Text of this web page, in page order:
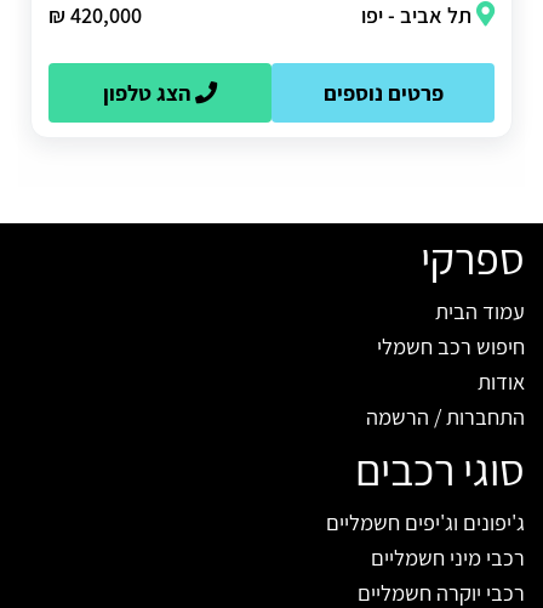
תל אביב - יפו 420,000 ₪
פרטים נוספים הצג טלפון
ספרקי
עמוד הבית
חיפוש רכב חשמלי
אודות
התחברות / הרשמה
סוגי רכבים
ג'יפונים וג'יפים חשמליים
רכבי מיני חשמליים
רכבי יוקרה חשמליים